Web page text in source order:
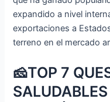
expandido a nivel
exportaciones a
terreno en el mercado
🧀TOP 7